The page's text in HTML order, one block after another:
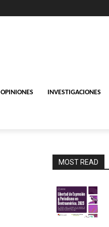
OPINIONES INVESTIGACIONES
MOST READ